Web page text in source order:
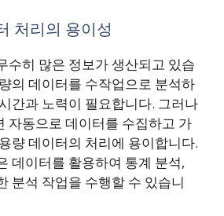
처리의 용이성
수히 많은 정보가 생산되고 있습
의 데이터를 수작업으로 분석하
간과 노력이 필요합니다. 그러나
자동으로 데이터를 수집하고 가
량 데이터의 처리에 용이합니다.
데이터를 활용하여 통계 분석,
분석 작업을 수행할 수 있습니